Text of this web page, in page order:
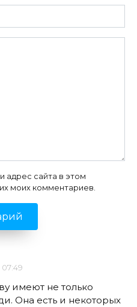
адрес сайта в этом
моих комментариев.
07:49
имеют не только
Она есть и некоторых